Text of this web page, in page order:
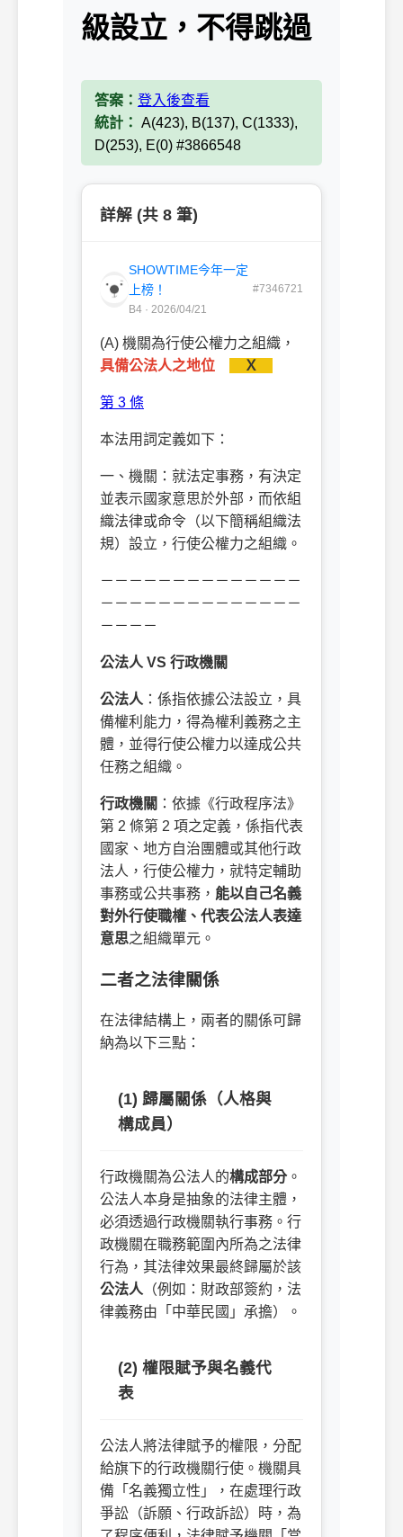
級設立，不得跳過
答案： 登入後查看
統計： A(423), B(137), C(1333),
D(253), E(0) #3866548
詳解 (共 8 筆)
SHOWTIME今年一定
上榜！
B4 · 2026/04/21
#7346721
(A) 機關為行使公權力之組織，
具備公法人之地位
Ｘ
第 3 條
本法用詞定義如下：
一、機關：就法定事務，有決定
並表示國家意思於外部，而依組
織法律或命令（以下簡稱組織法
規）設立，行使公權力之組織。
－－－－－－－－－－－－－－
－－－－－－－－－－－－－－
－－－－
公法人 VS 行政機關
公法人 ：係指依據公法設立，具
備權利能力，得為權利義務之主
體，並得行使公權力以達成公共
任務之組織。
行政機關 ：依據《行政程序法》
第 2 條第 2 項之定義，係指代表
國家、地方自治團體或其他行政
法人，行使公權力，就特定輔助
事務或公共事務， 能以自己名義
對外行使職權、代表公法人表達
意思之組織單元。
二者之法律關係
在法律結構上，兩者的關係可歸
納為以下三點：
(1) 歸屬關係（人格與
構成員）
行政機關為公法人的構成部分。
公法人本身是抽象的法律主體，
必須透過行政機關執行事務。行
政機關在職務範圍內所為之法律
行為，其法律效果最終歸屬於該
公法人（例如：財政部簽約，法
律義務由「中華民國」承擔）。
(2) 權限賦予與名義代
表
公法人將法律賦予的權限，分配
給旗下的行政機關行使。機關具
備「名義獨立性」，在處理行政
爭訟（訴願、行政訴訟）時，為